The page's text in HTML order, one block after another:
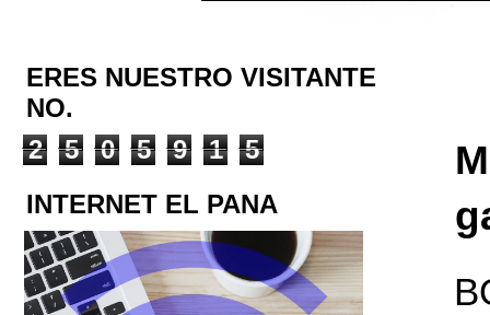
ERES NUESTRO VISITANTE
NO.
2
5 0 5 9 1
5
INTERNET EL PANA